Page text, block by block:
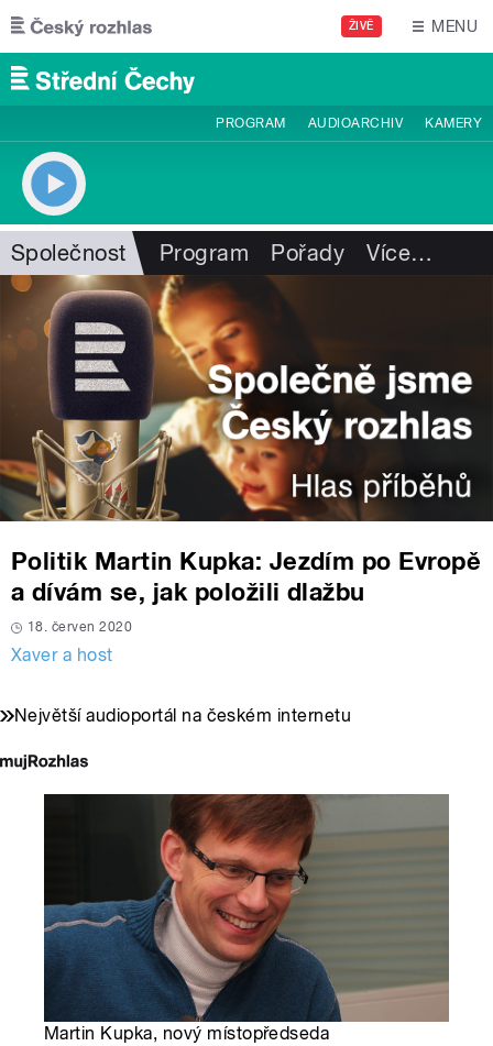
Přejít k hlavnímu obsahu
ŽIVĚ MENU
PROGRAM AUDIOARCHIV KAMERY
Společnost Program Pořady Více…
Politik Martin Kupka: Jezdím po Evropě
a dívám se, jak položili dlažbu
18. červen 2020
Xaver a host
Největší audioportál na českém internetu
Martin Kupka, nový místopředseda